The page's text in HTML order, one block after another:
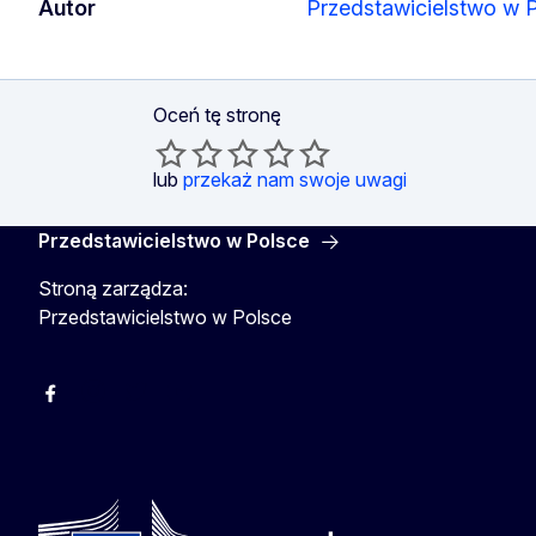
Autor Przedstawicielstwo w
Oceń tę stronę
lub przekaż nam swoje uwagi
Przedstawicielstwo w Polsce
Stroną zarządza:
Przedstawicielstwo w Polsce
Facebook